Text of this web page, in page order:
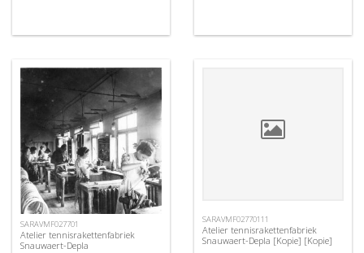
SARAVMF027701
Atelier tennisrakettenfabriek
Snauwaert-Depla
SARAVMF02770111
Atelier tennisrakettenfabriek
Snauwaert-Depla [Kopie] [Kopie]